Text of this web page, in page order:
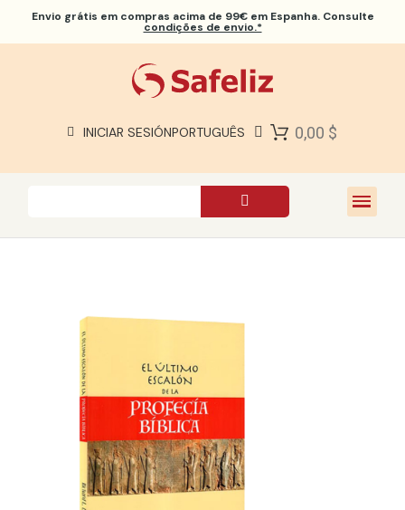
Envio grátis em compras acima de 99€ em Espanha. Consulte
condições de envio.*
INICIAR SESIÓNPORTUGUÊS 0,00 $
SOBRE NÓS